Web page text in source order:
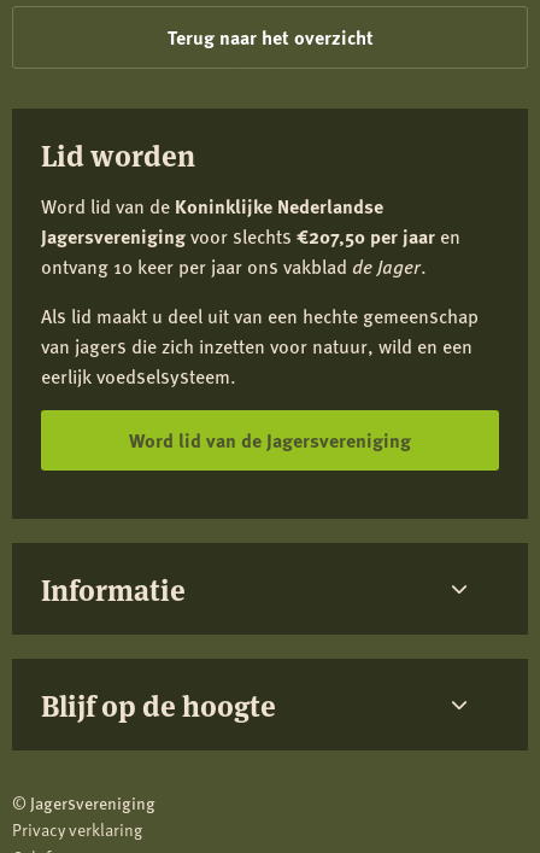
Terug naar het overzicht
Informatie
Lid worden
Word lid van de Koninklijke Nederlandse
Jagersverenigingvoor slechts €207,50 per jaar en
ontvang 10 keer per jaar ons vakblad de Jager.
Als lid maakt u deel uit van een hechte gemeenschap
van jagers die zich inzetten voor natuur, wild en een
eerlijk voedselsysteem.
Word lid van de Jagersvereniging
Blijf op de hoogte
© Jagersvereniging
Privacy verklaring